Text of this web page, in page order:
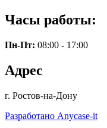
Часы работы:
Пн-Пт: 08:00 - 17:00
Адрес
г. Ростов-на-Дону
Разработано Anycase-it